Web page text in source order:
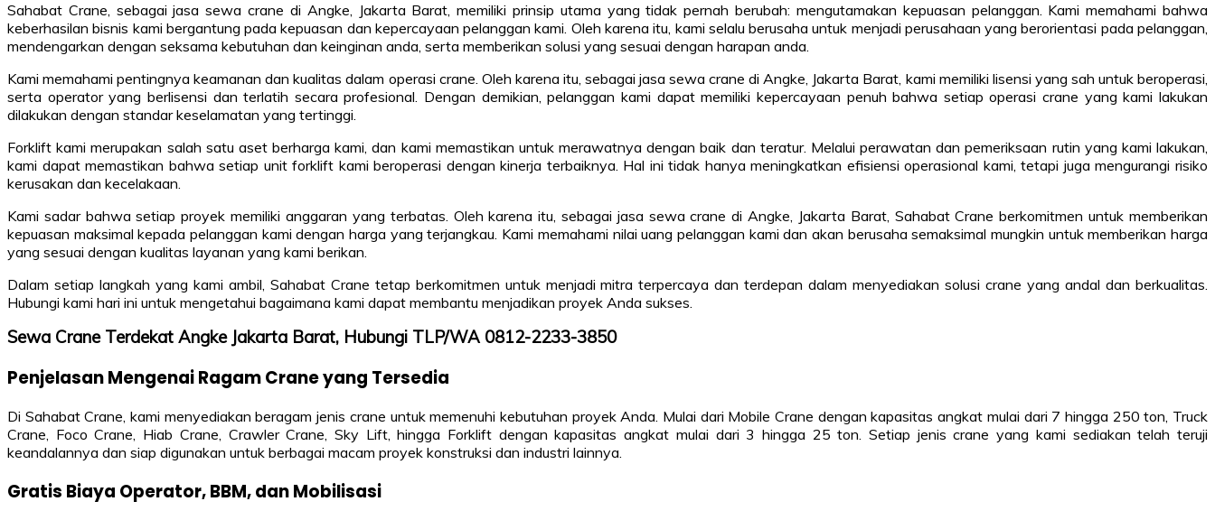
Sahabat Crane, sebagai jasa sewa crane di Angke, Jakarta Barat, memiliki prinsip utama yang tidak pernah berubah: mengutamakan kepuasan pelanggan. Kami memahami bahwa
keberhasilan bisnis kami bergantung pada kepuasan dan kepercayaan pelanggan kami. Oleh karena itu, kami selalu berusaha untuk menjadi perusahaan yang berorientasi pada pelanggan,
mendengarkan dengan seksama kebutuhan dan keinginan anda, serta memberikan solusi yang sesuai dengan harapan anda.
Kami memahami pentingnya keamanan dan kualitas dalam operasi crane. Oleh karena itu, sebagai jasa sewa crane di Angke, Jakarta Barat, kami memiliki lisensi yang sah untuk beroperasi,
serta operator yang berlisensi dan terlatih secara profesional. Dengan demikian, pelanggan kami dapat memiliki kepercayaan penuh bahwa setiap operasi crane yang kami lakukan
dilakukan dengan standar keselamatan yang tertinggi.
Forklift kami merupakan salah satu aset berharga kami, dan kami memastikan untuk merawatnya dengan baik dan teratur. Melalui perawatan dan pemeriksaan rutin yang kami lakukan,
kami dapat memastikan bahwa setiap unit forklift kami beroperasi dengan kinerja terbaiknya. Hal ini tidak hanya meningkatkan efisiensi operasional kami, tetapi juga mengurangi risiko
kerusakan dan kecelakaan.
Kami sadar bahwa setiap proyek memiliki anggaran yang terbatas. Oleh karena itu, sebagai jasa sewa crane di Angke, Jakarta Barat, Sahabat Crane berkomitmen untuk memberikan
kepuasan maksimal kepada pelanggan kami dengan harga yang terjangkau. Kami memahami nilai uang pelanggan kami dan akan berusaha semaksimal mungkin untuk memberikan harga
yang sesuai dengan kualitas layanan yang kami berikan.
Dalam setiap langkah yang kami ambil, Sahabat Crane tetap berkomitmen untuk menjadi mitra terpercaya dan terdepan dalam menyediakan solusi crane yang andal dan berkualitas.
Hubungi kami hari ini untuk mengetahui bagaimana kami dapat membantu menjadikan proyek Anda sukses.
Sewa Crane Terdekat Angke Jakarta Barat, Hubungi TLP/WA 0812-2233-3850
Penjelasan Mengenai Ragam Crane yang Tersedia
Di Sahabat Crane, kami menyediakan beragam jenis crane untuk memenuhi kebutuhan proyek Anda. Mulai dari Mobile Crane dengan kapasitas angkat mulai dari 7 hingga 250 ton, Truck
Crane, Foco Crane, Hiab Crane, Crawler Crane, Sky Lift, hingga Forklift dengan kapasitas angkat mulai dari 3 hingga 25 ton. Setiap jenis crane yang kami sediakan telah teruji
keandalannya dan siap digunakan untuk berbagai macam proyek konstruksi dan industri lainnya.
Gratis Biaya Operator, BBM, dan Mobilisasi